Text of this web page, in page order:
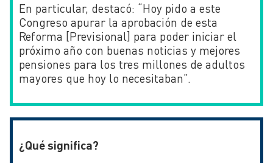
En particular, destacó: “Hoy pido a este
Congreso apurar la aprobación de esta
Reforma [Previsional] para poder iniciar el
próximo año con buenas noticias y mejores
pensiones para los tres millones de adultos
mayores que hoy lo necesitaban”.
¿Qué significa?